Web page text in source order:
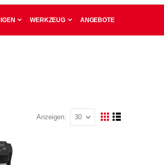
WERKZEUG ANGEBOTE
Anzeigen
Ansicht